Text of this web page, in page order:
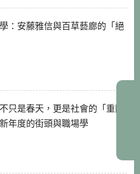
：安藤雅信與百草藝廊的「絕
只是春天，更是社會的「重開
年度的街頭與職場學